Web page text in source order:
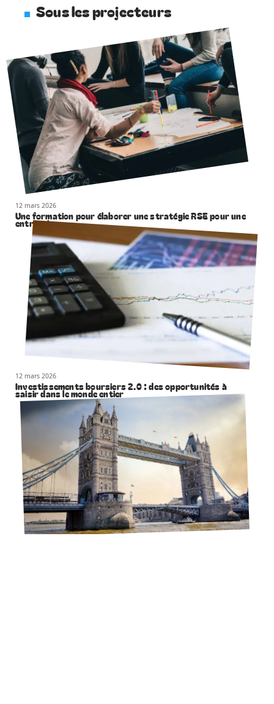
Sous les projecteurs
12 mars 2026
Une formation pour élaborer une stratégie RSE pour une
entreprise
12 mars 2026
Investissements boursiers 2.0 : des opportunités à
saisir dans le monde entier